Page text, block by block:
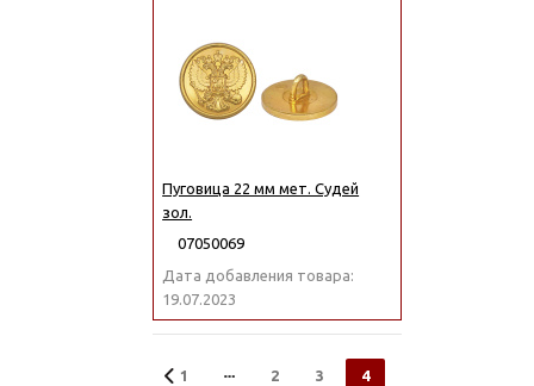
Пуговица 22 мм мет. Судей
зол.
07050069
Дата добавления товара:
19.07.2023
1 2 3 4